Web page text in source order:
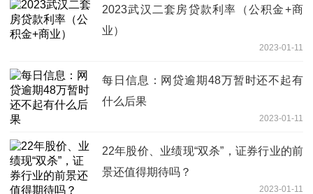
2023武汉二套房贷款利率（公积金+商
业）
2023-01-11
每日信息：网贷逾期48万暂时还不起有
什么后果
2023-01-11
22年股价、业绩现“双杀”，证券行业的前
景还值得期待吗？
2023-01-11